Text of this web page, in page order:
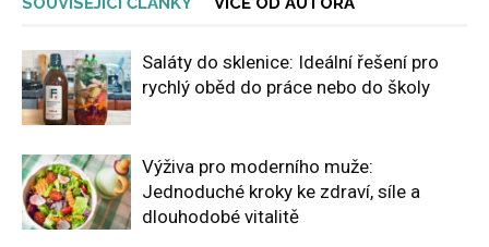
Saláty do sklenice: Ideální řešení pro
rychlý oběd do práce nebo do školy
Výživa pro moderního muže:
Jednoduché kroky ke zdraví, síle a
dlouhodobé vitalitě